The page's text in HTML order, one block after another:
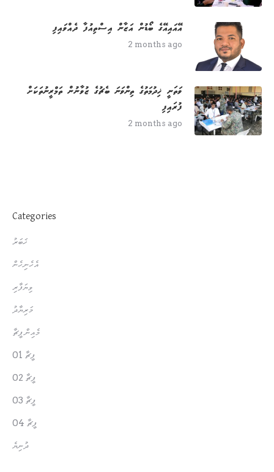
އޭއައިއޭގެ ބޯޑުން އަޒާން އިސްތިއުފާ ދެއްވައިފި
2 months ago
ވަތަނީ ޚިދުމަތުގެ ތިންވަނަ ބެޗުގެ ޒުވާނުން ތަމްރީނުތަކަށް
ފުރައިފި
2 months ago
Categories
ޚަބަރު
އެހެނިހެން
ވިޔަފާރި
މަރިޔާދު
މެއިން ފީޗާ
ފީޗާ 01
ފީޗާ 02
ފީޗާ 03
ފީޗާ 04
ދުނިޔެ